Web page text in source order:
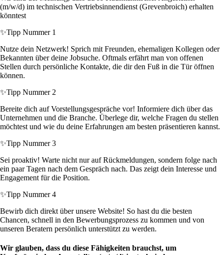
(m/w/d) im technischen Vertriebsinnendienst (Grevenbroich) erhalten
könntest
✨Tipp Nummer 1
Nutze dein Netzwerk! Sprich mit Freunden, ehemaligen Kollegen oder
Bekannten über deine Jobsuche. Oftmals erfährt man von offenen
Stellen durch persönliche Kontakte, die dir den Fuß in die Tür öffnen
können.
✨Tipp Nummer 2
Bereite dich auf Vorstellungsgespräche vor! Informiere dich über das
Unternehmen und die Branche. Überlege dir, welche Fragen du stellen
möchtest und wie du deine Erfahrungen am besten präsentieren kannst.
✨Tipp Nummer 3
Sei proaktiv! Warte nicht nur auf Rückmeldungen, sondern folge nach
ein paar Tagen nach dem Gespräch nach. Das zeigt dein Interesse und
Engagement für die Position.
✨Tipp Nummer 4
Bewirb dich direkt über unsere Website! So hast du die besten
Chancen, schnell in den Bewerbungsprozess zu kommen und von
unseren Beratern persönlich unterstützt zu werden.
Wir glauben, dass du diese Fähigkeiten brauchst, um